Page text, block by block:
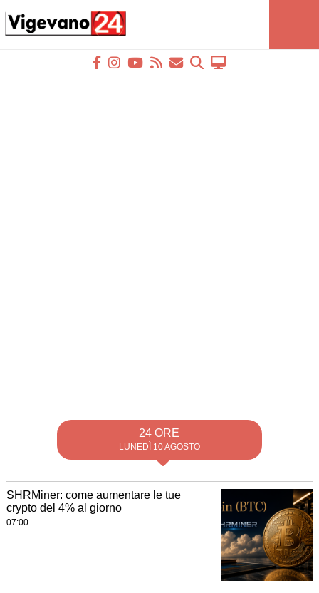
24 ORE
LUNEDÌ 10 AGOSTO
SHRMiner: come aumentare le tue
crypto del 4% al giorno
07:00